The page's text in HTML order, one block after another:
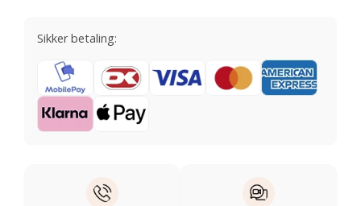
Sikker betaling: